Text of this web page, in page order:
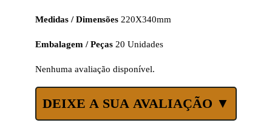
Medidas / Dimensões 220X340mm
Embalagem / Peças 20 Unidades
Nenhuma avaliação disponível.
DEIXE A SUA AVALIAÇÃO ▼